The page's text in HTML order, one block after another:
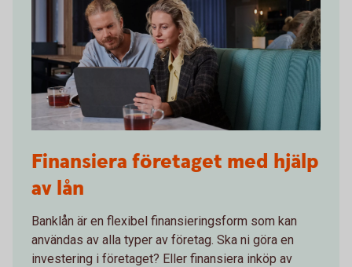
Finansiera företaget med hjälp
av lån
Banklån är en flexibel finansieringsform som kan
användas av alla typer av företag. Ska ni göra en
investering i företaget? Eller finansiera inköp av